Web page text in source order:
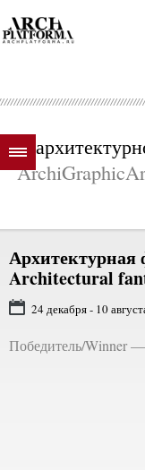
Архитектурная
Architectural
24 декабря - 10
Победитель/Winner —